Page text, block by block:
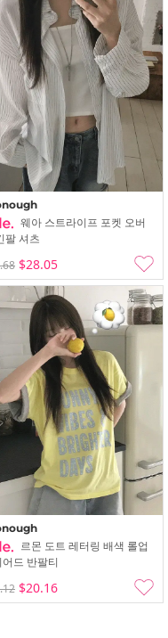
웨아 스트라이프 포켓 오버
팔 셔츠
$28.05
르몬 도트 레터링 배색 롤업
드 반팔티
$20.16